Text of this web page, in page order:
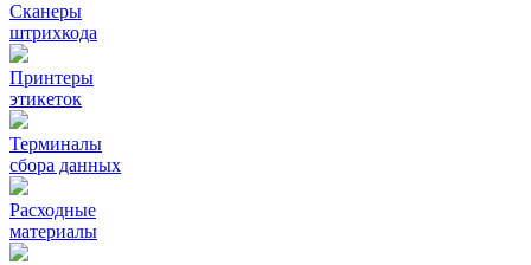
Сканеры
штрихкода
Принтеры
этикеток
Терминалы
сбора данных
Расходные
материалы